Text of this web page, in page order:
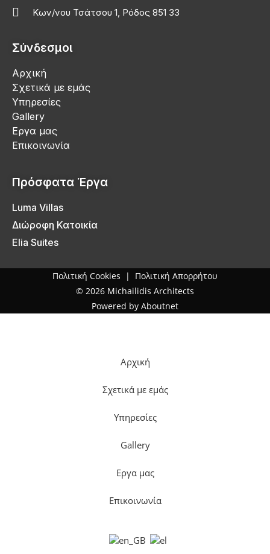
Κων/νου Τσάτσου 1, Ρόδος 851 33
Σύνδεσμοι
Αρχική
Σχετικά με εμάς
Υπηρεσίες
Gallery
Εργα μας
Επικοινωνία
Πρόσφατα Έργα
Luma Villas
Διώροφη Κατοικία
Elia Suites
© 2026 Michailidis Architects
Powered by Aboutnet
Πολιτική Cookies | Πολιτική Απορρήτου
Αρχική
Σχετικά με εμάς
Υπηρεσίες
Gallery
Εργα μας
Επικοινωνία